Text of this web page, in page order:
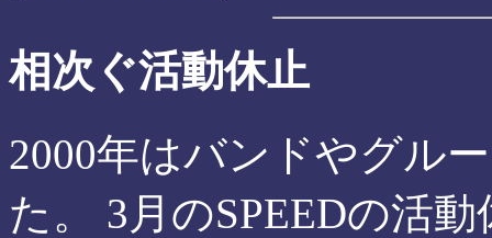
相次ぐ活動休止
2000年はバンドやグル
た。 3月のSPEEDの活